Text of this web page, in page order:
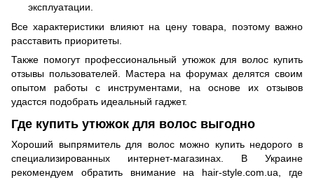
эксплуатации.
Все характеристики влияют на цену товара, поэтому важно
расставить приоритеты.
Также помогут профессиональный утюжок для волос купить
отзывы пользователей. Мастера на форумах делятся своим
опытом работы с инструментами, на основе их отзывов
удастся подобрать идеальный гаджет.
Где купить утюжок для волос выгодно
Хороший выпрямитель для волос можно купить недорого в
специализированных интернет-магазинах. В Украине
рекомендуем обратить внимание на hair-style.com.ua, где